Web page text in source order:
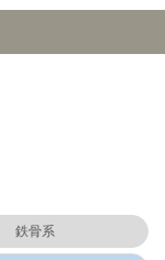
鉄骨系